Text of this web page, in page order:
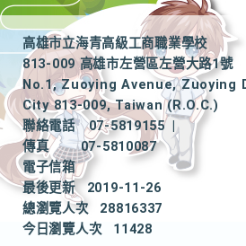
高雄市立海青高級工商職業學校
813-009 高雄市左營區左營大路1號
No.1, Zuoying Avenue, Zuoying
City 813-009, Taiwan (R.O.C.)
聯絡電話
07-5819155
|
傳真
07-5810087
電子信箱
最後更新
2019-11-26
總瀏覽人次
28816337
今日瀏覽人次
11428